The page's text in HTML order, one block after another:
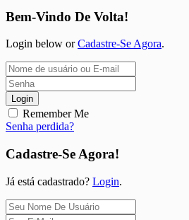
Bem-Vindo De Volta!
Login below orCadastre-Se Agora.
Login
Remember Me
Senha perdida?
Cadastre-Se Agora!
Já está cadastrado? Login.